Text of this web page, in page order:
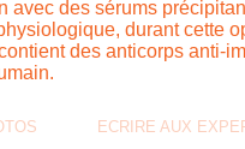
avec des sérums
durant cette
des anticorps anti-
ECRIRE AUX